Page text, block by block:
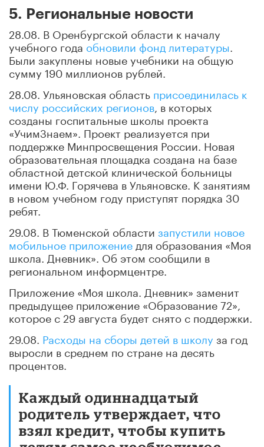
5. Региональные новости
28.08. В Оренбургской области к началу
учебного года обновили фонд литературы
Были закуплены новые учебники на общую
сумму 190 миллионов рублей.
28.08. Ульяновская область присоединилась к
числу российских регионов , в которых
созданы госпитальные школы проекта
«УчимЗнаем». Проект реализуется при
поддержке Минпросвещения России. Новая
образовательная площадка создана на базе
областной детской клинической больницы
имени Ю.Ф. Горячева в Ульяновске. К занятиям
в новом учебном году приступят порядка 30
ребят.
29.08. В Тюменской области запустили новое
мобильное приложение для образования «Моя
школа. Дневник». Об этом сообщили в
региональном информцентре.
Приложение «Моя школа. Дневник» заменит
предыдущее приложение «Образование 72»,
которое с 29 августа будет снято с поддержки.
29.08. Расходы на сборы детей в школу за год
выросли в среднем по стране на десять
процентов.
Каждый одиннадцатый
родитель утверждает, что
взял кредит, чтобы купить